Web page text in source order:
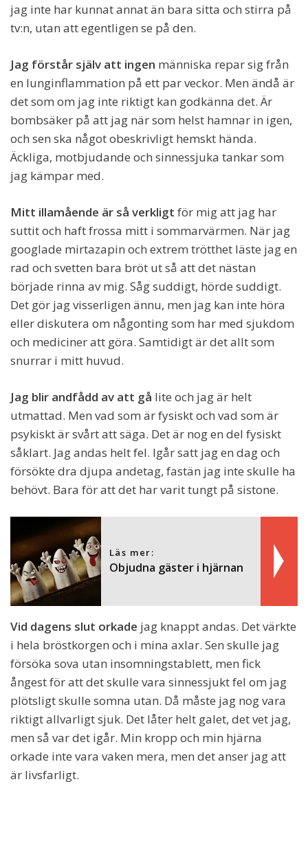
jag inte har kunnat annat än bara sitta och stirra på
tv:n, utan att egentligen se på den.
Jag förstår själv att ingen människa repar sig från
en lunginflammation på ett par veckor. Men ändå är
det som om jag inte riktigt kan godkänna det. Är
bombsäker på att jag när som helst hamnar in igen,
och sen ska något obeskrivligt hemskt hända.
Äckliga, motbjudande och sinnessjuka tankar som
jag kämpar med.
Mitt illamående är så verkligt för mig att jag har
suttit och haft frossa mitt i sommarvärmen. När jag
googlade mirtazapin och extrem trötthet läste jag en
rad och svetten bara bröt ut så att det nästan
började rinna av mig. Såg suddigt, hörde suddigt.
Det gör jag visserligen ännu, men jag kan inte höra
eller diskutera om någonting som har med sjukdom
och mediciner att göra. Samtidigt är det allt som
snurrar i mitt huvud.
Jag blir andfådd av att gå lite och jag är helt
utmattad. Men vad som är fysiskt och vad som är
psykiskt är svårt att säga. Det är nog en del fysiskt
såklart. Jag andas helt fel. Igår satt jag en dag och
försökte dra djupa andetag, fastän jag inte skulle ha
behövt. Bara för att det har varit tungt på sistone.
Läs mer:
Objudna gäster i hjärnan
Vid dagens slut orkade jag knappt andas. Det värkte
i hela bröstkorgen och i mina axlar. Sen skulle jag
försöka sova utan insomningstablett, men fick
ångest för att det skulle vara sinnessjukt fel om jag
plötsligt skulle somna utan. Då måste jag nog vara
riktigt allvarligt sjuk. Det låter helt galet, det vet jag,
men så var det igår. Min kropp och min hjärna
orkade inte vara vaken mera, men det anser jag att
är livsfarligt.